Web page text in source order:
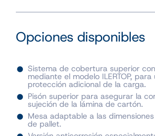
Opciones disponibles
Sistema de cobertura superior
mediante el modelo ILERTOP, para
protección adicional de la carga.
Pisón superior para asegurar la
sujeción de la lámina de cartón.
Mesa adaptable a las
de pallet.